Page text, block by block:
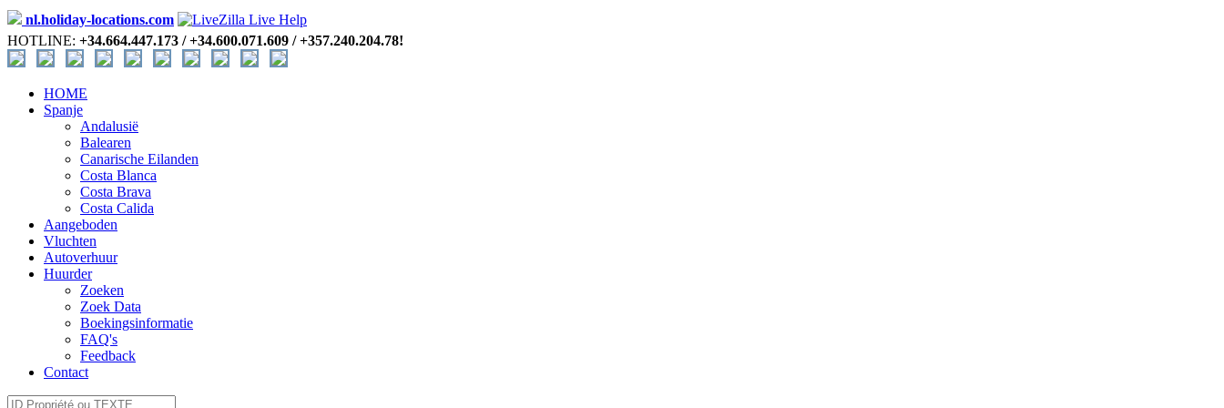
nl.holiday-locations.com
HOTLINE: +34.664.447.173 / +34.600.071.609 / +357.240.204.78!
HOME
Spanje
Andalusië
Balearen
Canarische Eilanden
Costa Blanca
Costa Brava
Costa Calida
Aangeboden
Vluchten
Autoverhuur
Huurder
Zoeken
Zoek Data
Boekingsinformatie
FAQ's
Feedback
Contact